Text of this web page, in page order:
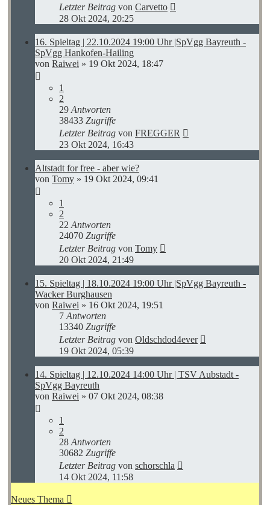
Letzter Beitrag von Carvetto
28 Okt 2024, 20:25
16. Spieltag | 22.10.2024 19:00 Uhr |SpVgg Bayreuth -
SpVgg Hankofen-Hailing
von Raiwei » 19 Okt 2024, 18:47
1
2
29 Antworten
38433 Zugriffe
Letzter Beitrag von FREGGER
23 Okt 2024, 16:43
Altstadt for free - aber wie?
von Tomy » 19 Okt 2024, 09:41
1
2
22 Antworten
24070 Zugriffe
Letzter Beitrag von Tomy
20 Okt 2024, 21:49
15. Spieltag | 18.10.2024 19:00 Uhr |SpVgg Bayreuth -
Wacker Burghausen
von Raiwei » 16 Okt 2024, 19:51
7 Antworten
13340 Zugriffe
Letzter Beitrag von Oldschdod4ever
19 Okt 2024, 05:39
14. Spieltag | 12.10.2024 14:00 Uhr | TSV Aubstadt -
SpVgg Bayreuth
von Raiwei » 07 Okt 2024, 08:38
1
2
28 Antworten
30682 Zugriffe
Letzter Beitrag von schorschla
14 Okt 2024, 11:58
Neues Thema